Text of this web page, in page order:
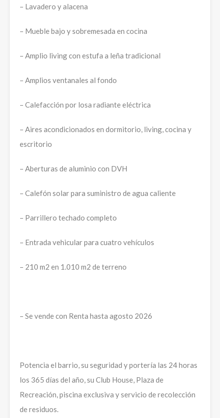
– Lavadero y alacena
– Mueble bajo y sobremesada en cocina
– Amplio living con estufa a leña tradicional
– Amplios ventanales al fondo
– Calefacción por losa radiante eléctrica
– Aires acondicionados en dormitorio, living, cocina y
escritorio
– Aberturas de aluminio con DVH
– Calefón solar para suministro de agua caliente
– Parrillero techado completo
– Entrada vehicular para cuatro vehículos
– 210 m2 en 1.010 m2 de terreno
– Se vende con Renta hasta agosto 2026
Potencia el barrio, su seguridad y portería las 24 horas
los 365 días del año, su Club House, Plaza de
Recreación, piscina exclusiva y servicio de recolección
de residuos.